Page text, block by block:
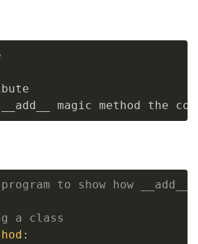
magic method the
to show how __add__
a class
: